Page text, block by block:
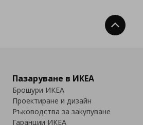
Нагоре
Пазаруване в ИКЕА
Брошури ИКЕА
Проектиране и дизайн
Ръководства за закупуване
Гаранции ИКЕА